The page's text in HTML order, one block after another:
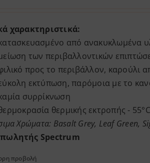
χαρακτηριστικά:
από ανακυκλωμένα
των περιβαλλοντικών
προς το περιβάλλον, καρούλι
εκτύπωση,παρόμοια με το
συρρίκνωση
θερμικής εκτροπής - 55°C
Χρώματα: Basalt Grey, Leaf Green,
Spectrum
προβολή